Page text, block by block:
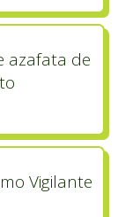
azafata de
Vigilante